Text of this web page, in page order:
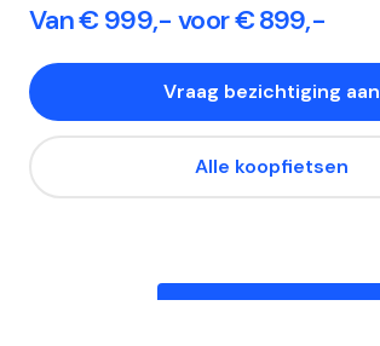
Van € 999,- voor € 899,-
Vraag bezichtiging aan
Alle koopfietsen